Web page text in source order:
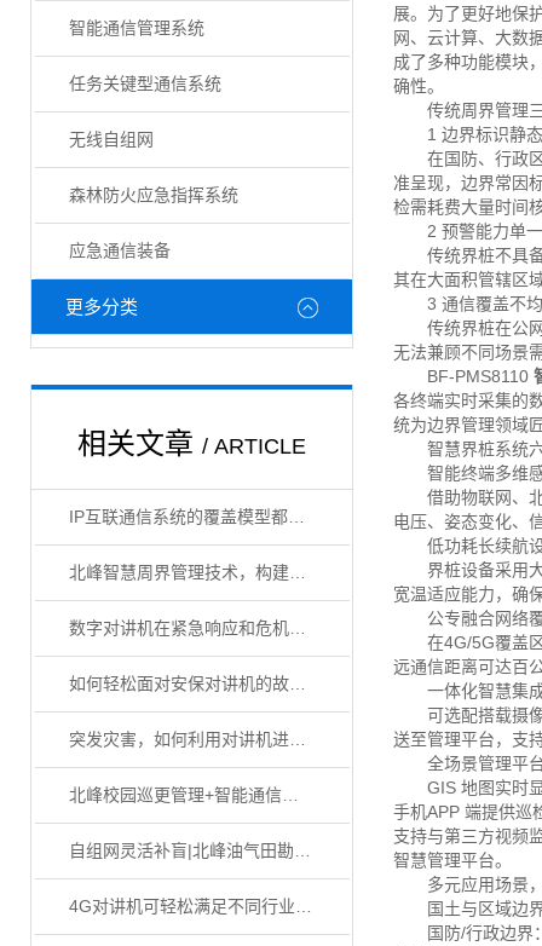
智能通信管理系统
任务关键型通信系统
无线自组网
森林防火应急指挥系统
应急通信装备
更多分类
相关文章 / ARTICLE
IP互联通信系统的覆盖模型都有哪些类型？
北峰智慧周界管理技术，构建多终端一体化水文监测体系
数字对讲机在紧急响应和危机管理中的重要作用
如何轻松面对安保对讲机的故障判断，一起来看看吧
突发灾害，如何利用对讲机进行自救？
北峰校园巡更管理+智能通信解决方案
展。为了更好地保
网、云计算、大数
成了多种功能模块
确性。
传统周界管理三
1 边界标识静态
在国防、行政区
准呈现，边界常因
检需耗费大量时间
2 预警能力单一
传统界桩不具备
其在大面积管辖区
3 通信覆盖不均
传统界桩在公网
无法兼顾不同场景
BF-PMS8110
各终端实时采集的
统为边界管理领域
智慧界桩系统六
智能终端多维感
借助物联网、北
电压、姿态变化、
低功耗长续航设
界桩设备采用大
宽温适应能力，确
公专融合网络覆
在4G/5G覆盖区
远通信距离可达百
一体化智慧集成
可选配搭载摄像
送至管理平台，支
全场景管理平台
GIS 地图实时显
手机APP 端提供巡
支持与第三方视频
智慧管理平台。
多元应用场景，
国土与区域边
国防/行政边界：